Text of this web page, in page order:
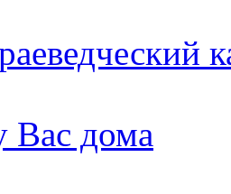
Вас дома